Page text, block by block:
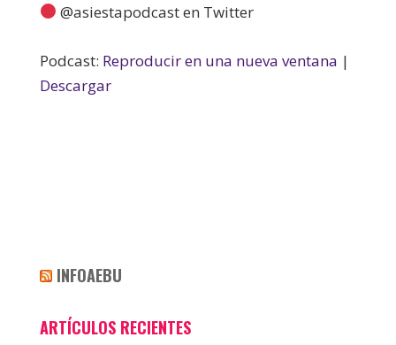
@asiestapodcast en Twitter
Podcast: Reproducir en una nueva ventana |
Descargar
INFOAEBU
ARTÍCULOS RECIENTES